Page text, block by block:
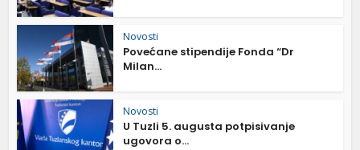
Novosti
Povećane stipendije Fonda “Dr
Milan...
Novosti
U Tuzli 5. augusta potpisivanje
ugovora o...